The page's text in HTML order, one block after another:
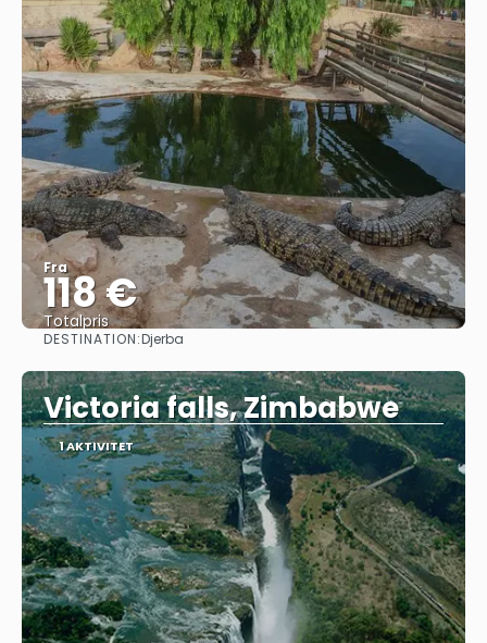
Fra
118 €
Totalpris
DESTINATION:Djerba
Victoria falls, Zimbabwe
1 AKTIVITET